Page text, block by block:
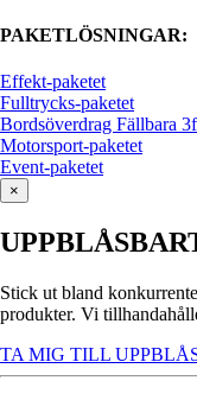
PAKETLÖSNINGAR:
Effekt-paketet
Fulltrycks-paketet
Bordsöverdrag Fällbara
Motorsport-paketet
Event-paketet
×
Stick ut bland
produkter. Vi
TA MIG TILL